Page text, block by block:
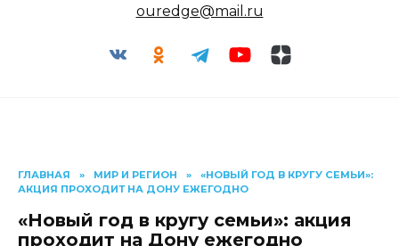
ouredge@mail.ru
ГЛАВНАЯ » МИР И РЕГИОН »
«НОВЫЙ ГОД В КРУГУ СЕМЬИ»:
АКЦИЯ ПРОХОДИТ НА ДОНУ ЕЖЕГОДНО
«Новый год в кругу семьи»: акция
проходит на Дону ежегодно